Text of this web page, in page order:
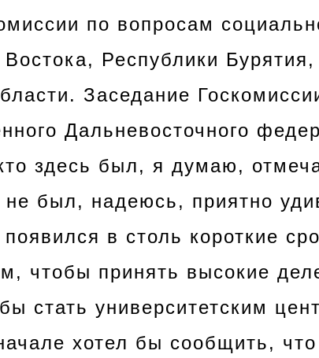
по вопросам
Республики Бурятия,
Заседание
Дальневосточного
здесь был, я думаю,
не был, надеюсь, приятно
в столь короткие
чтобы принять высокие
стать университетским
хотел бы сообщить,